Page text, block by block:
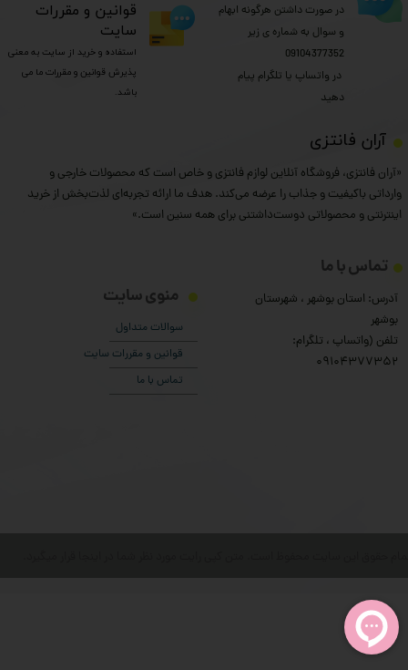
​آران فانتزی
«آران فانتزی، فروشگاه آنلاین لوازم فانتزی و خاص است که محصولات خارجی و
وارداتی باکیفیت و جذاب را عرضه می‌کند. هدف ما ارائه تجربه‌ای لذت‌بخش از خرید
اینترنتی و محصولاتی دوست‌داشتنی برای همه سنین است.»
منوی سایت
سوالات متداول
قوانین و مقررات سایت
تماس با ما
تماس با ما
آدرس: استان بوشهر ، شهرستان
بوشهر
تلفن (واتساپ ، تلگرام:
۰9104377352
در صورت داشتن هرگونه ابهام
و سوال به شماره ی زیر
09104377352
​​​​​​​ در واتساپ یا تلگرام پیام
دهید
​قوانین و مقررات
سایت
استفاده و خرید از سایت به معنی
پذیرش قوانین و مقررات ما می
باشد.